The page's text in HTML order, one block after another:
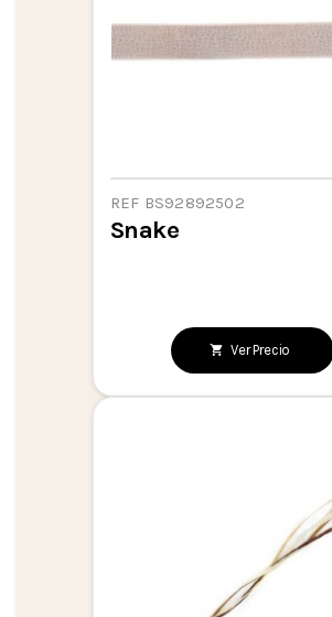
REF BS92892502
Snake
Ver Precio